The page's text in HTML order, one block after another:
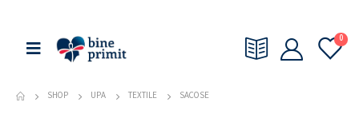
0
SHOP UPA TEXTILE SACOSE